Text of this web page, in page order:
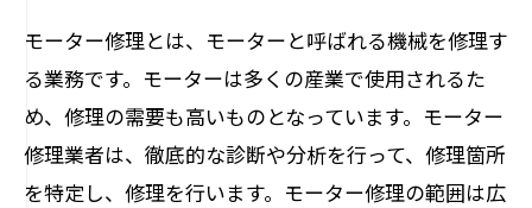
モーター修理とは、モーターと呼ばれる機械を修理す
る業務です。モーターは多くの産業で使用されるた
め、修理の需要も高いものとなっています。モーター
修理業者は、徹底的な診断や分析を行って、修理箇所
を特定し、修理を行います。モーター修理の範囲は広